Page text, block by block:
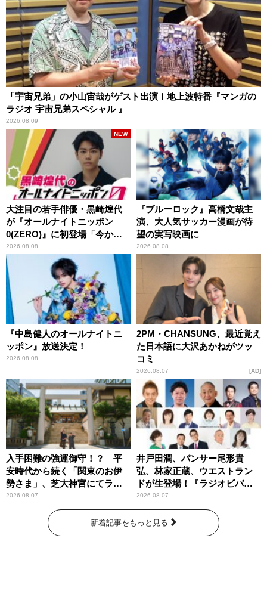
「宇宙兄弟」の小山宙哉がゲスト出演！地上波特番『マンガの
ラジオ 宇宙兄弟スペシャル 』
2026.08.09
大注目の若手俳優・黒崎煌代
が『オールナイトニッポン
0(ZERO)』に初登場「今から
とてもワクワクしておりま
す！」
2026.08.08
NEW
『ブルーロック』高橋文哉主
演、大人気サッカー漫画が待
望の実写映画に
2026.08.08
『中島健人のオールナイトニ
ッポン』放送決定！
2026.08.08
2PM・CHANSUNG、最近覚え
た日本語に大沢あかねがツッ
コミ
2026.08.07 AD
入手困難の強運御守！？ 平
安時代から続く「関東のお伊
勢さま」、芝大神宮にてラン
パンプスが合格祈願！
2026.08.07
井戸田潤、パンサー尾形貴
弘、林家正蔵、ウエストラン
ドが生登場！『ラジオビバリ
ー昼ズ』
2026.08.07
新着記事をもっと見る